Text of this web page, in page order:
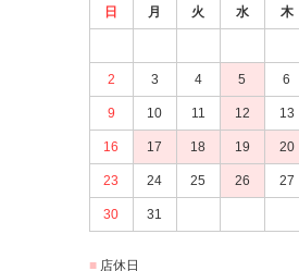
日 月 火 水 木
2 3 4 5 6
9 10 11 12 13
16 17 18 19 20
23 24 25 26 27
30 31
店休日